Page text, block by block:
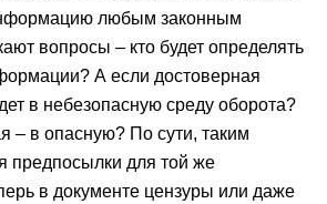
любым законным
вопросы – кто будет определять
А если достоверная
в небезопасную среду оборота?
– в опасную? По сути, таким
предпосылки для той же
в документе цензуры или даже